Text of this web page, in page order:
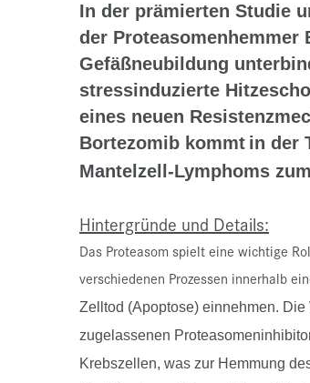
In der prämierten Studie
der
Gefäßneubildung
stressinduzierte
eines neuen
Bortezomib kommt in der
Mantelzell-Lymphoms
Hintergründe und Details:
Das Proteasom spielt eine wichtige
verschiedenen Prozessen innerhalb
Zelltod (Apoptose) einnehmen.
zugelassenen
Krebszellen, was zur Hemmung